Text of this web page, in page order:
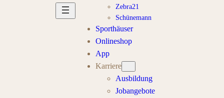
Zebra21
Schünemann
Sporthäuser
Onlineshop
App
Karriere
Ausbildung
Jobangebote